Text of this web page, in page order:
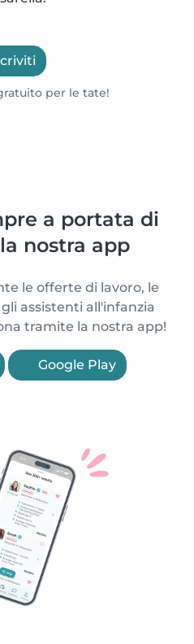
per le tate!
a portata di
nostra app
le offerte di lavoro, le
assistenti all'infanzia
tramite la nostra app!
Google Play